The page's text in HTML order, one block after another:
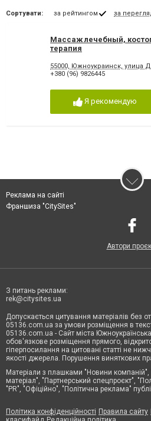
Сортувати: за рейтингом за
Массаж лечебный,
терапия
55000, Южноукраинск, улица
+380 (96) 9826445
Я рекомендую
Реклама на сайті
Франшиза "CitySites"
Автори
З питань реклами:
rek@citysites.ua
Допускається цитування матеріалів без
05136.com.ua за умови розміщення в
05136.com.ua - Сайт міста
обов'язкове розміщення прямого,
гіперпосилання на цитовані статті не
якості джерела. Порушення виняткових
Матеріали з плашками "Новини
матеріал", "Партнерський спецпроєкт",
"PR", "Офіційно", "Політична реклама"
Політика конфіденційності Правила сайту